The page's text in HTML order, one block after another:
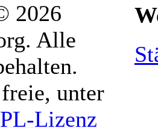
2026
Alle
unter
Lizenz